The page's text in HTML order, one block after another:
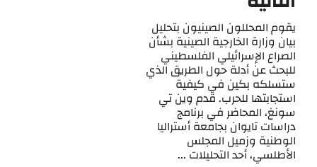
يقوم المحللون الصينيون بتحليل
بيان وزارة الخارجية الصينية بشأن
الصراع الإسرائيلي الفلسطيني
للبحث عن أدلة حول الطريق الذي
ستسلكه بكين في كيفية
استجابتها للحرب. قدم وين تي
سونغ، المحاضر في برنامج
دراسات تايوان بجامعة أستراليا
الوطنية وزميل المجلس
الأطلسي، أحد التحليلات ...